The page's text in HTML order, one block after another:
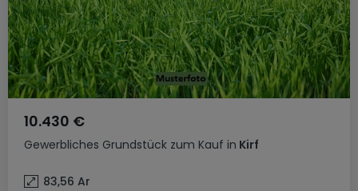
Gewerbliches Grundstück zum Kauf in Kirf
10.430 €
83,56 Ar